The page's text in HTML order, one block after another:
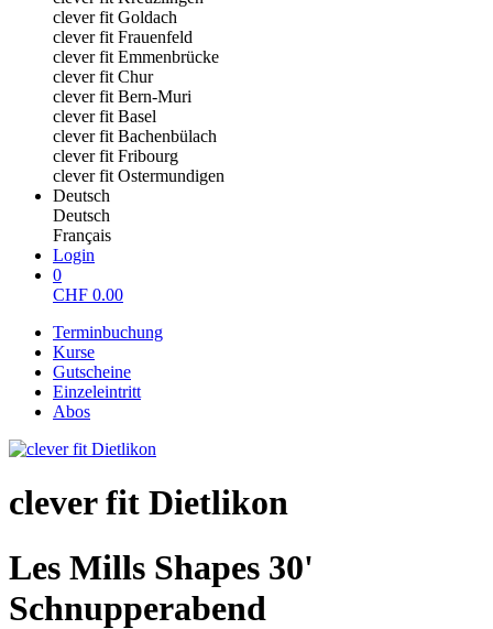
clever fit Goldach
clever fit Frauenfeld
clever fit Emmenbrücke
clever fit Chur
clever fit Bern-Muri
clever fit Basel
clever fit Bachenbülach
clever fit Fribourg
clever fit Ostermundigen
Deutsch
Deutsch
Français
Login
0
CHF 0.00
Terminbuchung
Kurse
Gutscheine
Einzeleintritt
Abos
clever fit Dietlikon
Les Mills Shapes 30'
Schnupperabend